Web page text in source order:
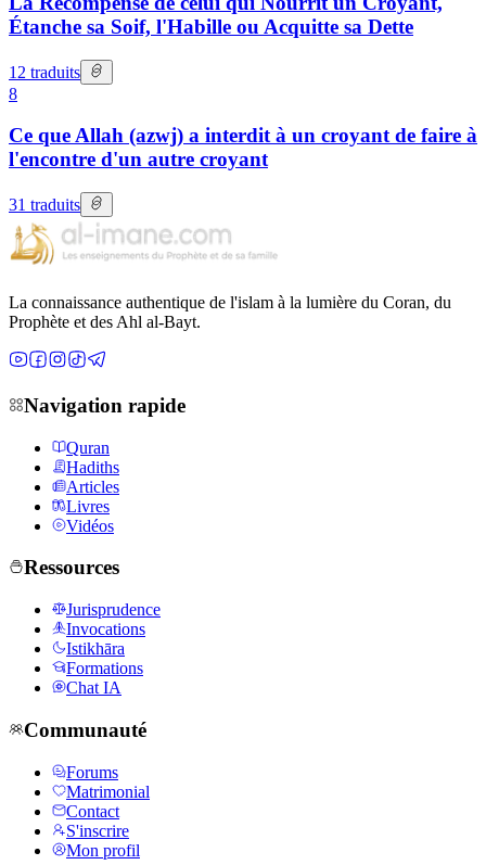
Étanche sa Soif, l'Habille ou Acquitte sa Dette
12 traduits
8
Ce que Allah (azwj) a interdit à un croyant de faire à
l'encontre d'un autre croyant
31 traduits
La connaissance authentique de l'islam à la lumière du Coran, du
Prophète et des Ahl al-Bayt.
Navigation rapide
Quran
Hadiths
Articles
Livres
Vidéos
Ressources
Jurisprudence
Invocations
Istikhāra
Formations
Chat IA
Communauté
Forums
Matrimonial
Contact
S'inscrire
Mon profil